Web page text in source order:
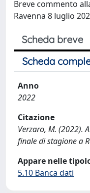
Breve commento
Ravenna 8 luglio
Scheda breve
Scheda
Anno
2022
Citazione
Verzaro, M. (2022).
finale di stagione a
Appare nelle
5.10 Banca dati